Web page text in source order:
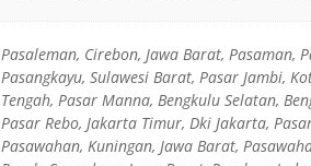
Pasaleman, Cirebon, Jawa Barat, Pasaman,
Pasangkayu, Sulawesi Barat, Pasar Jambi,
Tengah, Pasar Manna, Bengkulu Selatan,
Pasar Rebo, Jakarta Timur, Dki Jakarta,
Pasawahan, Kuningan, Jawa Barat,